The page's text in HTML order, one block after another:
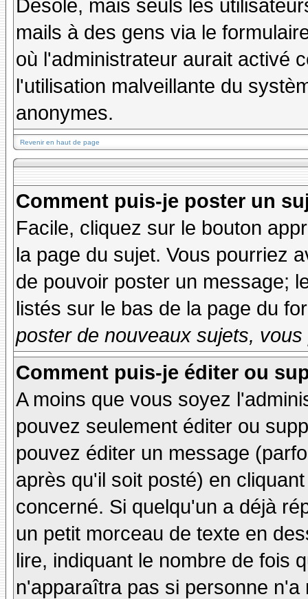
Désolé, mais seuls les
mails à des gens via le
où l'administrateur aurait activé
l'utilisation malveillante du
anonymes.
Revenir en haut de page
Comment puis-je poster un
Facile, cliquez sur le bouton
la page du sujet. Vous pourriez
de pouvoir poster un message;
listés sur le bas de la page du
poster de nouveaux sujets,
Comment puis-je éditer ou
A moins que vous soyez
pouvez seulement éditer ou
pouvez éditer un message
après qu'il soit posté) en
concerné. Si quelqu'un a déjà
un petit morceau de texte en
lire, indiquant le nombre de fois
n'apparaîtra pas si personne